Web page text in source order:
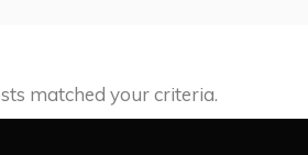
matched your criteria.